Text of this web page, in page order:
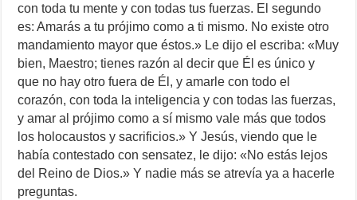
con toda tu mente y con todas tus fuerzas. El segundo
es: Amarás a tu prójimo como a ti mismo. No existe otro
mandamiento mayor que éstos.» Le dijo el escriba: «Muy
bien, Maestro; tienes razón al decir que Él es único y
que no hay otro fuera de Él, y amarle con todo el
corazón, con toda la inteligencia y con todas las fuerzas,
y amar al prójimo como a sí mismo vale más que todos
los holocaustos y sacrificios.» Y Jesús, viendo que le
había contestado con sensatez, le dijo: «No estás lejos
del Reino de Dios.» Y nadie más se atrevía ya a hacerle
preguntas.